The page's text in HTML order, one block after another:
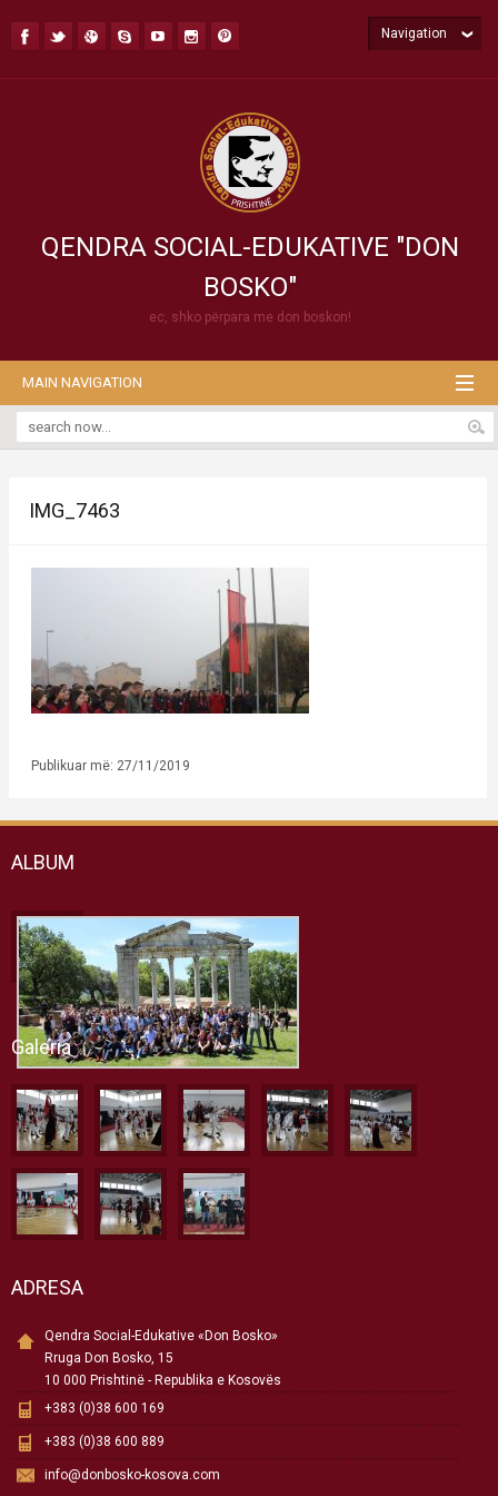
QENDRA SOCIAL-EDUKATIVE "DON
BOSKO"
ec, shko përpara me don boskon!
Navigation
MAIN NAVIGATION
IMG_7463
Publikuar më: 27/11/2019
ALBUM
Galeria
ADRESA
Qendra Social-Edukative «Don Bosko»
Rruga Don Bosko, 15
10 000 Prishtinë - Republika e Kosovës
+383 (0)38 600 169
+383 (0)38 600 889
info@donbosko-kosova.com